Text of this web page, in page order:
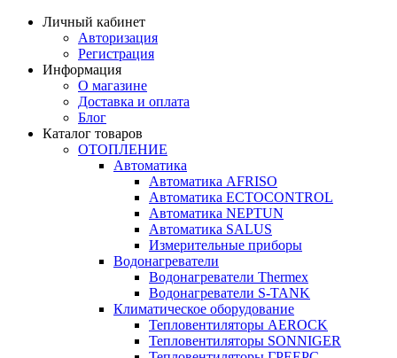
Личный кабинет
Авторизация
Регистрация
Информация
О магазине
Доставка и оплата
Блог
Каталог товаров
ОТОПЛЕНИЕ
Автоматика
Автоматика AFRISO
Автоматика ECTOCONTROL
Автоматика NEPTUN
Автоматика SALUS
Измерительные приборы
Водонагреватели
Водонагреватели Thermex
Водонагреватели S-TANK
Климатическое оборудование
Тепловентиляторы AEROCK
Тепловентиляторы SONNIGER